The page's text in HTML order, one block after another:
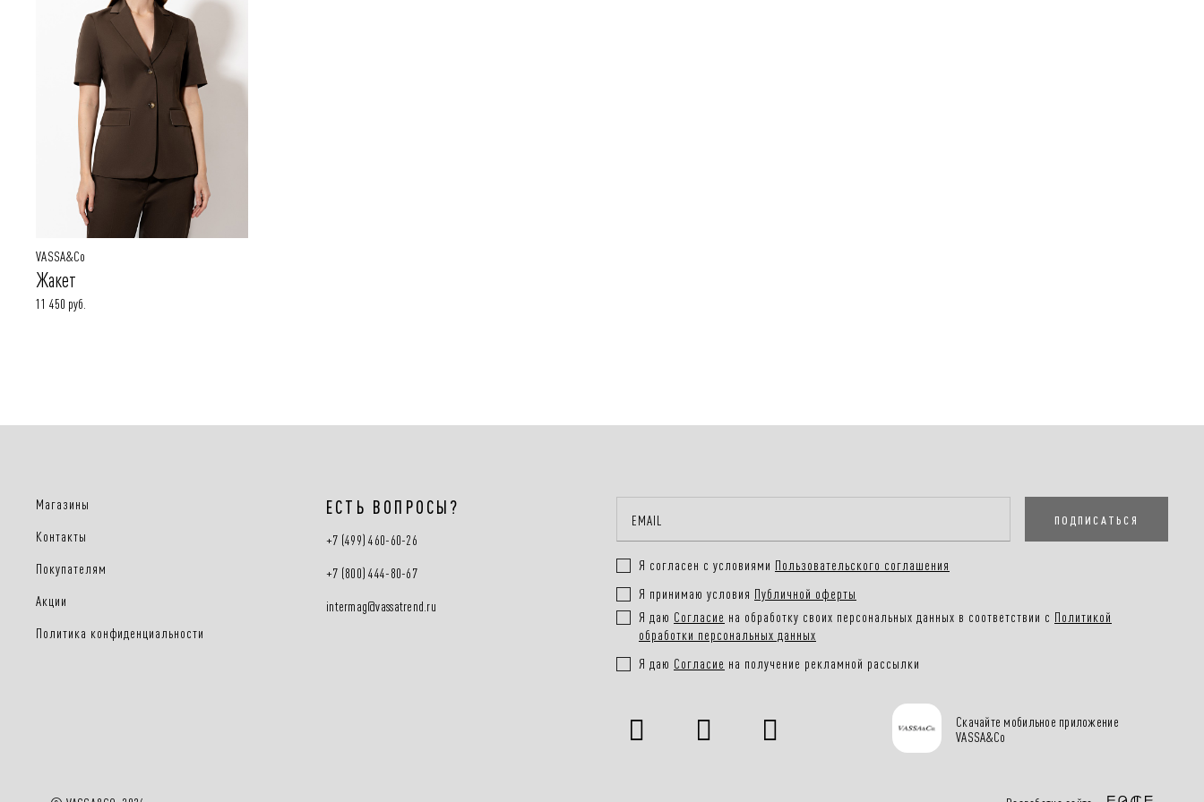
VASSA&Co
Жакет
11 450 руб.
Магазины
Контакты
Покупателям
Акции
Политика конфиденциальности
ЕСТЬ ВОПРОСЫ?
+7 (499) 460-60-26
+7 (800) 444-80-67
intermag@vassatrend.ru
ПОДПИСАТЬСЯ
Я согласен с условиями Пользовательского соглашения
Я принимаю условия Публичной оферты
Я даю Согласие на обработку своих персональных данных в соответствии с Политикой
обработки персональных данных
Я даю Согласие на получение рекламной рассылки
Скачайте мобильное приложение
VASSA&Co